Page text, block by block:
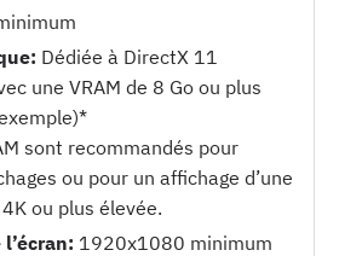
Dédiée à DirectX 11
une VRAM de 8 Go ou plus
sont recommandés pour
ou pour un affichage d’une
ou plus élevée.
1920x1080 minimum